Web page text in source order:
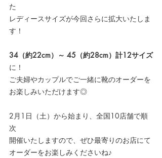
た
レディースサイズが今回さらに拡大いたしま
す！
34（約22cm）～ 45（約28cm）計12サイズ
に！
ご夫婦やカップルでご一緒に靴のオーダーを
お楽しみいただけます◎
2月1日（土）から始まり、 全国10店舗で順
次
開催いたしますので、ぜひ最寄りのお店にて
オーダーをお楽しみくださいね♪